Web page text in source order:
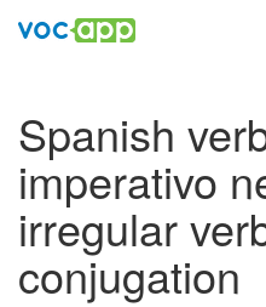
Spanish
imperativo
irregular
conjugation